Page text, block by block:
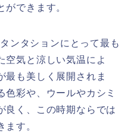
ができます。
ンタションにとって最も
空気と涼しい気温によ
最も美しく展開されま
色彩や、ウールやカシミ
良く、この時期ならでは
す。